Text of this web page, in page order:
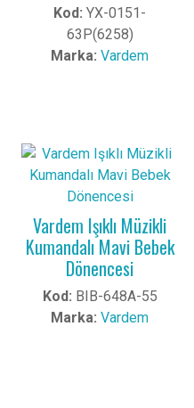
Kod: YX-0151-
63P(6258)
Marka: Vardem
Vardem Işıklı Müzikli
Kumandalı Mavi Bebek
Dönencesi
Kod: BIB-648A-55
Marka: Vardem